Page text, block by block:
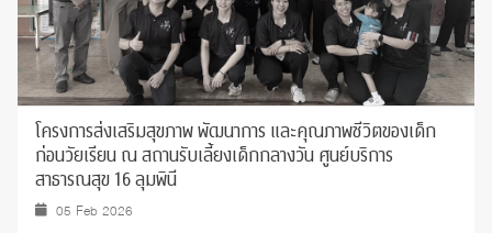
โครงการส่งเสริมสุขภาพ พัฒนาการ และคุณภาพชีวิตของเด็ก
ก่อนวัยเรียน ณ สถานรับเลี้ยงเด็กกลางวัน ศูนย์บริการ
สาธารณสุข 16 ลุมพินี
05 Feb 2026